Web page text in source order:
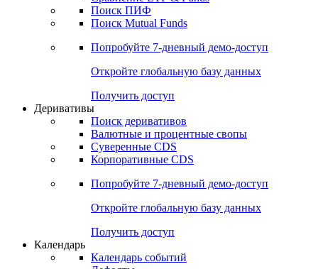
Получить доступ
ETF & Funds
Сравнение ETF & Funds
Поиск Mutual Funds
Попробуйте7-дневный
Откройте глобальную базу данных
Получить доступ
Деривативы
Валютные и процентные свопы
Корпоративные CDS
Попробуйте7-дневный
Откройте глобальную базу данных